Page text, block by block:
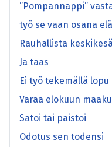
”Pompannappi”
työ se vaan osana
Rauhallista
Ja taas
Ei työ tekemällä
Varaa elokuun
Satoi tai paistoi
Odotus sen todensi